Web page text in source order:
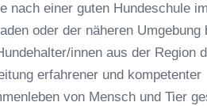
nach einer guten Hundeschule
oder der näheren Umgebung
innen aus der Region
erfahrener und kompetenter
von Mensch und Tier